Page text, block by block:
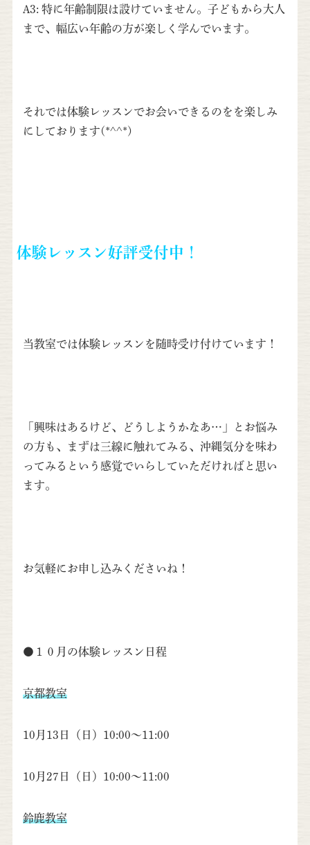
A3: 特に年齢制限は設けていません。子どもから大人
まで、幅広い年齢の方が楽しく学んでいます。
それでは体験レッスンでお会いできるのをを楽しみ
にしております(*^^*)
体験レッスン好評受付中！
当教室では体験レッスンを随時受け付けています！
「興味はあるけど、どうしようかなあ…」とお悩み
の方も、まずは三線に触れてみる、沖縄気分を味わ
ってみるという感覚でいらしていただければと思い
ます。
お気軽にお申し込みくださいね！
●１０月の体験レッスン日程
京都教室
10月13日（日）10:00～11:00
10月27日（日）10:00～11:00
鈴鹿教室